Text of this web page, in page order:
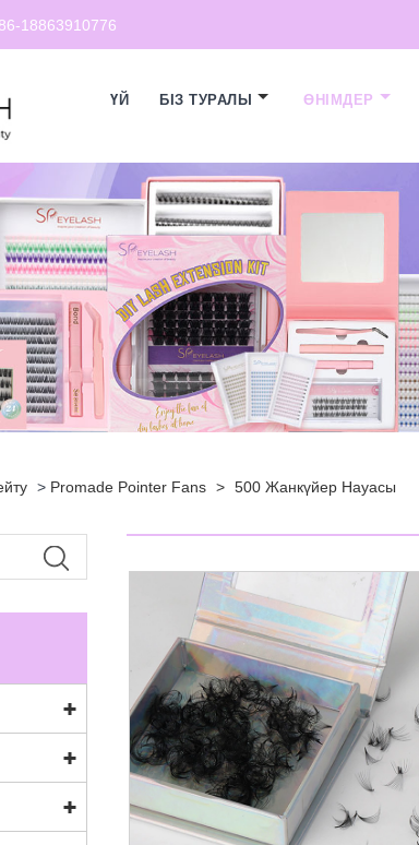
18863910776
ҮЙ БІЗ ТУРАЛЫ ӨНІМДЕР
> Promade Pointer Fans > 500 Жанкүйер Науасы